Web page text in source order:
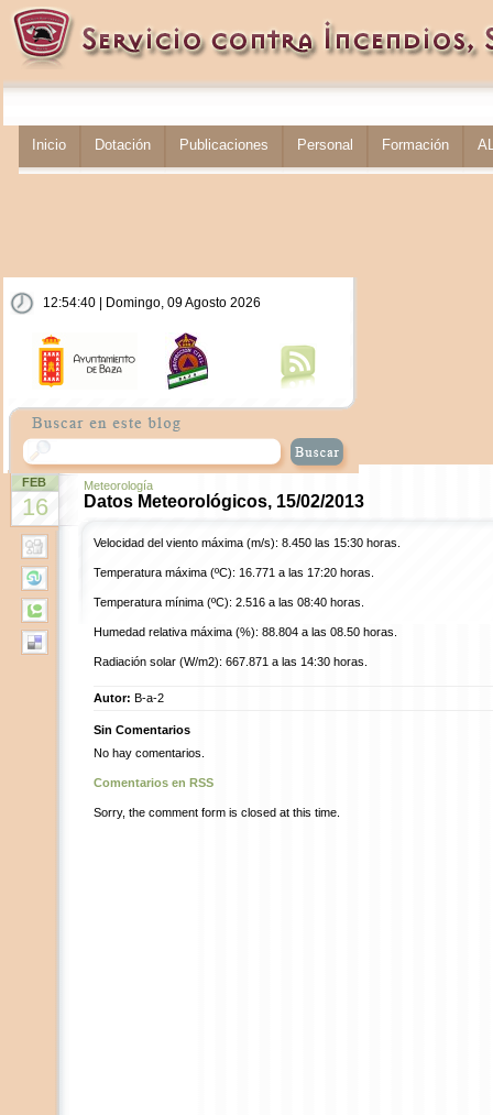
Inicio Dotación Publicaciones Personal Formación
12:54:40 | Domingo, 09 Agosto 2026
FEB
16
Meteorología
Datos Meteorológicos, 15/02/2013
Velocidad del viento máxima (m/s): 8.450 las 15:30 horas.
Temperatura máxima (ºC): 16.771 a las 17:20 horas.
Temperatura mínima (ºC): 2.516 a las 08:40 horas.
Humedad relativa máxima (%): 88.804 a las 08.50 horas.
Radiación solar (W/m2): 667.871 a las 14:30 horas.
Autor: B-a-2
Sin Comentarios
No hay comentarios.
Comentarios en RSS
Sorry, the comment form is closed at this time.